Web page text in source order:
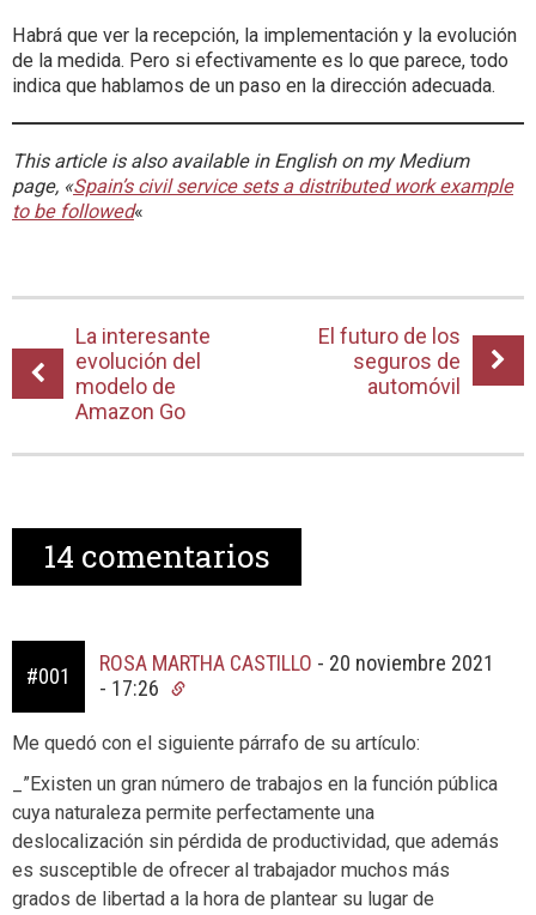
Habrá que ver la recepción, la implementación y la evolución
de la medida. Pero si efectivamente es lo que parece, todo
indica que hablamos de un paso en la dirección adecuada.
This article is also available in English on my Medium
page, «Spain’s civil service sets a distributed work example
to be followed«
La interesante
evolución del
modelo de
Amazon Go
El futuro de los
seguros de
automóvil
14 comentarios
#001
ROSA MARTHA CASTILLO - 20 noviembre 2021
- 17:26
Me quedó con el siguiente párrafo de su artículo:
_”Existen un gran número de trabajos en la función pública
cuya naturaleza permite perfectamente una
deslocalización sin pérdida de productividad, que además
es susceptible de ofrecer al trabajador muchos más
grados de libertad a la hora de plantear su lugar de